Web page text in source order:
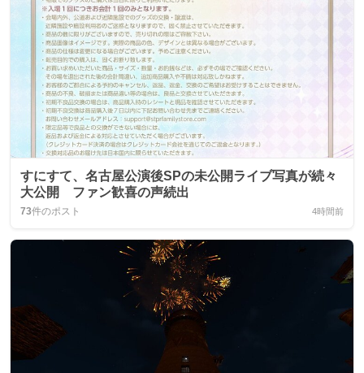
すにすて、名古屋公演後SPの未公開ライブ写真が続々
大公開 ファン歓喜の声続出
73件のポスト 4時間前